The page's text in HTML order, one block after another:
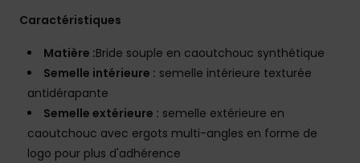
Caractéristiques
Matière :Bride souple en caoutchouc synthétique
Semelle intérieure : semelle intérieure texturée
antidérapante
Semelle extérieure : semelle extérieure en
caoutchouc avec ergots multi-angles en forme de
logo pour plus d'adhérence